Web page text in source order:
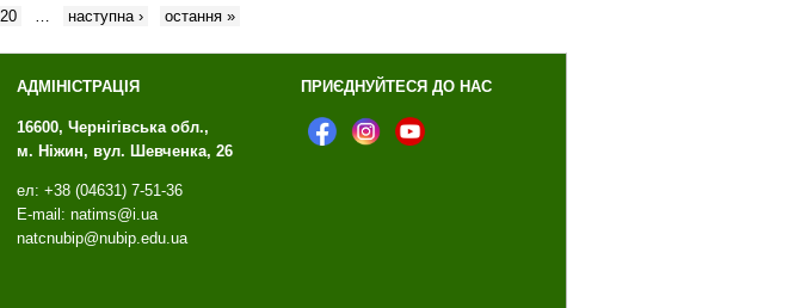
20 наступна › остання »
АДМІНІСТРАЦІЯ
16600, Чернігівська обл.,
м. Ніжин, вул. Шевченка, 26
ел: +38 (04631) 7-51-36
E-mail: natims@i.ua
natcnubip@nubip.edu.ua
ПРИЄДНУЙТЕСЯ ДО НАС